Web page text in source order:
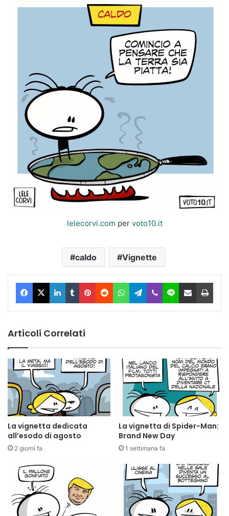
lelecorvi.com per voto10.it
caldo Vignette
Facebook
X LinkedIn
TumblrPinterest
RedditWhatsAppTelegram
ViberLine Condividi via Email
Articoli Correlati
La vignetta dedicata
all’esodo di agosto
2 giorni fa
La vignetta di Spider-Man:
Brand New Day
1 settimana fa